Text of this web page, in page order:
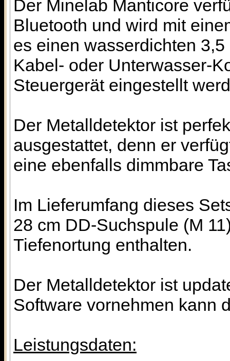
Der Minelab Manticore
Bluetooth und wird mit
es einen wasserdichten
Kabel- oder Unterwasser-
Steuergerät eingestellt
Der Metalldetektor ist
ausgestattet, denn er
eine ebenfalls dimmbare
Im Lieferumfang dieses
28 cm DD-Suchspule (M
Tiefenortung enthalten.
Der Metalldetektor ist
Software vornehmen kann
Leistungsdaten: